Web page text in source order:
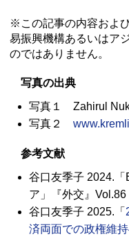
※この記事の内容およ
易振興機構あるいはア
のではありません。
写真の出典
写真１ Zahirul
写真２
参考文献
谷口友季子 2024.「
ア」『外交』Vol.86
谷口友季子 2025.「
済両面での政権維